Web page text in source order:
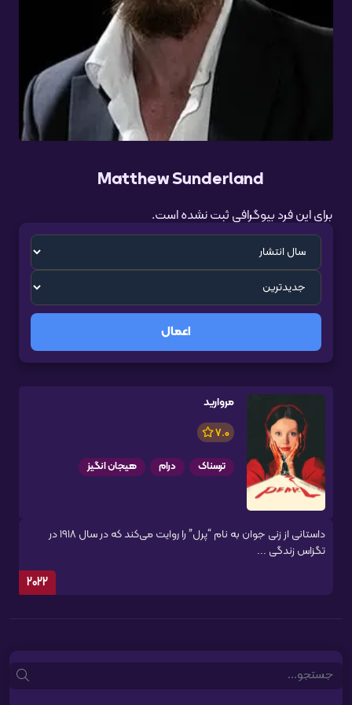
Matthew Sunderland
برای این فرد بیوگرافی ثبت نشده است.
اعمال
مروارید
7.0
ترسناک درام هیجان انگیز
داستانی از زنی جوان به نام “پرل” را روایت می‌کند که در سال 1918 در
تگزاس زندگی ...
2022
Search